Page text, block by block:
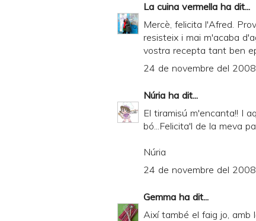
i
e
n
y
d
La cuina vermella ha dit...
Mercè, felicita l'Afred.
resisteix i mai m'acaba
vostra recepta tant ben
24 de novembre del
Núria ha dit...
El tiramisú m'encanta!! I
bó...Felicita'l de la meva
Núria
24 de novembre del
Gemma ha dit...
Així també el faig jo, amb